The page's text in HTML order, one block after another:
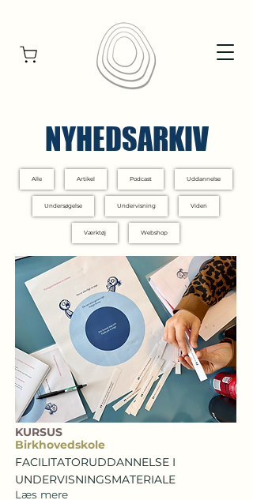
NYHEDSARKIV
Alle Artikel Podcast Uddannelse
Undersøgelse Undervisning Viden
Værktøj Webshop
KURSUS
Birkhovedskole
FACILITATORUDDANNELSE I
UNDERVISNINGSMATERIALE
Læs mere